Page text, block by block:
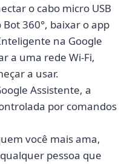
o cabo micro USB
360°, baixar o app
na Google
a uma rede Wi-Fi,
a usar.
Assistente, a
por comandos
você mais ama,
pessoa que